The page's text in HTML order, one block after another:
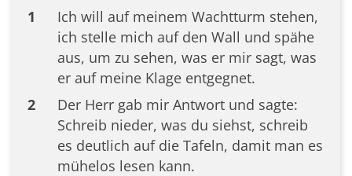
1
Ich will auf meinem Wachtturm stehen,
ich stelle mich auf den Wall und spähe
aus, um zu sehen, was er mir sagt, was
er auf meine Klage entgegnet.
2
Der Herr gab mir Antwort und sagte:
Schreib nieder, was du siehst, schreib
es deutlich auf die Tafeln, damit man es
mühelos lesen kann.